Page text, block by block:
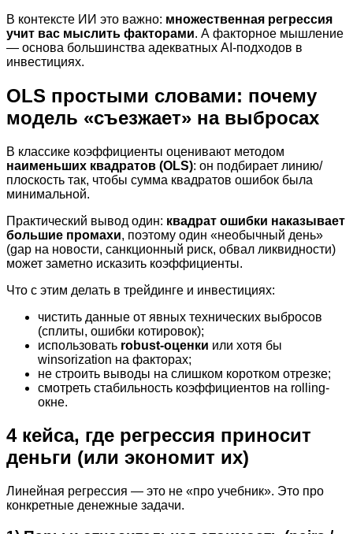
В контексте ИИ это важно: множественная регрессия
учит вас мыслить факторами. А факторное мышление
— основа большинства адекватных AI-подходов в
инвестициях.
OLS простыми словами: почему
модель «съезжает» на выбросах
В классике коэффициенты оценивают методом
наименьших квадратов (OLS): он подбирает линию/
плоскость так, чтобы сумма квадратов ошибок была
минимальной.
Практический вывод один: квадрат ошибки наказывает
большие промахи, поэтому один «необычный день»
(gap на новости, санкционный риск, обвал ликвидности)
может заметно исказить коэффициенты.
Что с этим делать в трейдинге и инвестициях:
чистить данные от явных технических выбросов
(сплиты, ошибки котировок);
использовать robust-оценки или хотя бы
winsorization на факторах;
не строить выводы на слишком коротком отрезке;
смотреть стабильность коэффициентов на rolling-
окне.
4 кейса, где регрессия приносит
деньги (или экономит их)
Линейная регрессия — это не «про учебник». Это про
конкретные денежные задачи.